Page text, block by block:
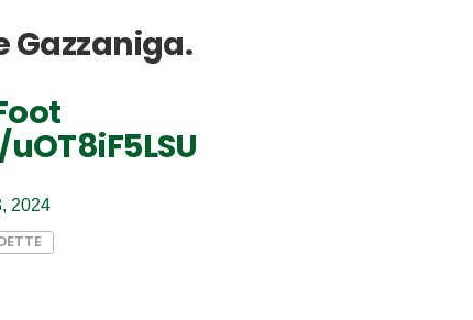
Gazzaniga.
2024